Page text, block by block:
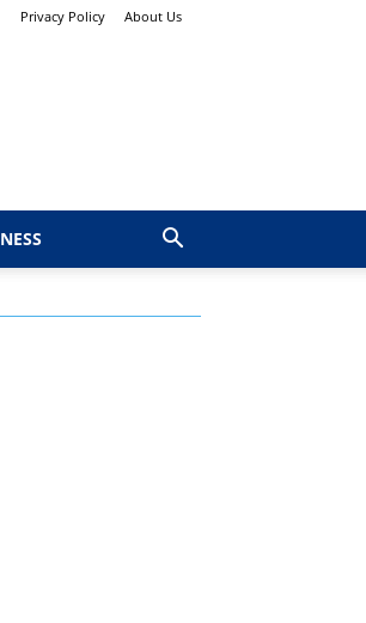
Privacy Policy About Us